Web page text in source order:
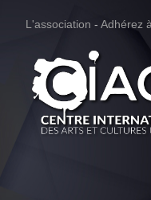
L'association - Adhérez